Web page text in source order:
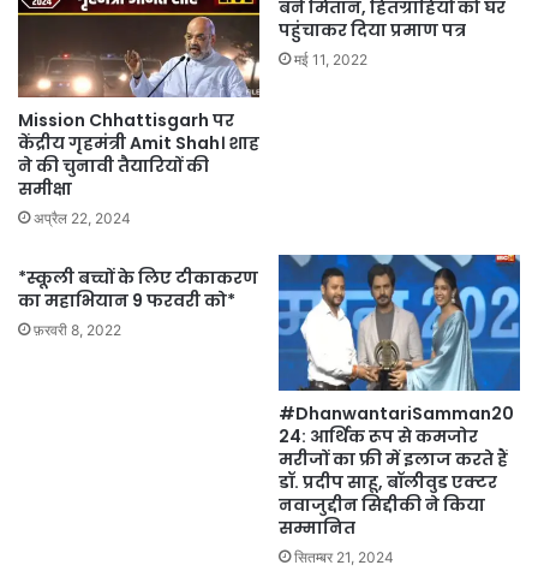
Mission Chhattisgarh पर
केंद्रीय गृहमंत्री Amit Shah। शाह
ने की चुनावी तैयारियों की
समीक्षा
अप्रैल 22, 2024
बने मितान, हितग्राहियों को घर
पहुंचाकर दिया प्रमाण पत्र
मई 11, 2022
*स्कूली बच्चों के लिए टीकाकरण
का महाभियान 9 फरवरी को*
फ़रवरी 8, 2022
#DhanwantariSamman20
24: आर्थिक रूप से कमजोर
मरीजों का फ्री में इलाज करते हैं
डॉ. प्रदीप साहू, बॉलीवुड एक्टर
नवाजुद्दीन सिद्दीकी ने किया
सम्मानित
सितम्बर 21, 2024